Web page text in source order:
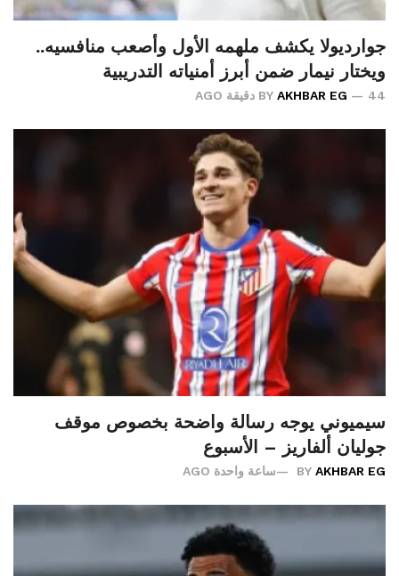
جوارديولا يكشف ملهمه الأول وأصعب منافسيه..
ويختار نيمار ضمن أبرز أمنياته التدريبية
BY AKHBAR EG 44 دقيقة AGO
سيميوني يوجه رسالة واضحة بخصوص موقف
جوليان ألفاريز – الأسبوع
BY AKHBAR EG ساعة واحدة AGO